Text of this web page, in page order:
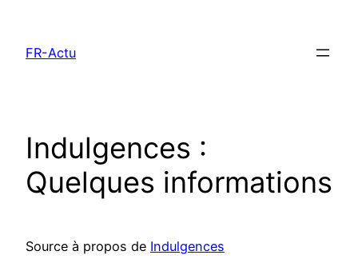
contenu
FR-Actu
Indulgences :
Quelques informations
Source à propos de Indulgences